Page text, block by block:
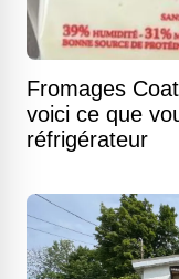
Fromages
voici ce que
réfrigérateur